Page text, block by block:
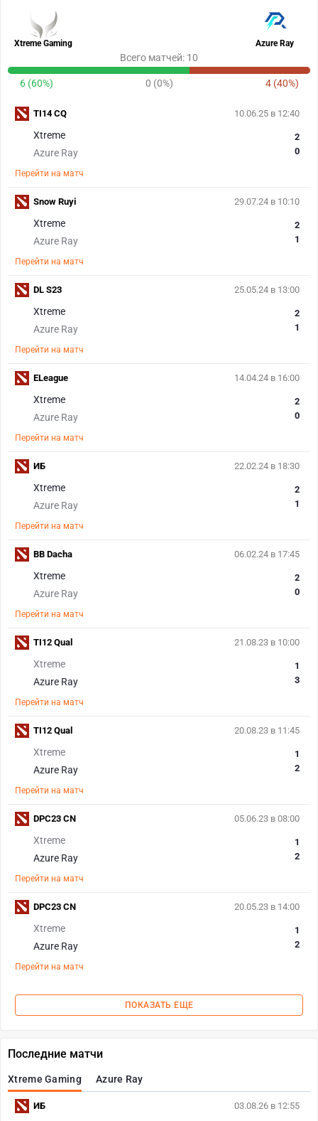
Xtreme Gaming Azure Ray
Всего матчей: 10
6 (60%) 0 (0%) 4 (40%)
10.06.25 в 12:40
Xtreme
Azure Ray
2
0
Перейти на матч
TI14 CQ
29.07.24 в 10:10
Xtreme
Azure Ray
2
1
Перейти на матч
Snow Ruyi
25.05.24 в 13:00
Xtreme
Azure Ray
2
1
Перейти на матч
DL S23
14.04.24 в 16:00
Xtreme
Azure Ray
2
0
Перейти на матч
ELeague
22.02.24 в 18:30
Xtreme
Azure Ray
2
1
Перейти на матч
ИБ
06.02.24 в 17:45
Xtreme
Azure Ray
2
0
Перейти на матч
BB Dacha
21.08.23 в 10:00
Xtreme
Azure Ray
1
3
Перейти на матч
TI12 Qual
20.08.23 в 11:45
Xtreme
Azure Ray
1
2
Перейти на матч
TI12 Qual
05.06.23 в 08:00
Xtreme
Azure Ray
1
2
Перейти на матч
DPC23 CN
20.05.23 в 14:00
Xtreme
Azure Ray
1
2
Перейти на матч
DPC23 CN
ПОКАЗАТЬ ЕЩЕ
Последние матчи
Xtreme Gaming Azure Ray
03.08.26 в 12:55
ИБ